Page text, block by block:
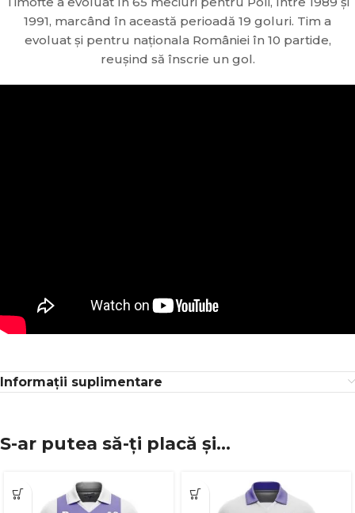
1991, marcând în această perioadă 19 goluri. Tim a
evoluat și pentru naționala României în 10 partide,
reușind să înscrie un gol.
Informații suplimentare
S-ar putea să-ți placă și…